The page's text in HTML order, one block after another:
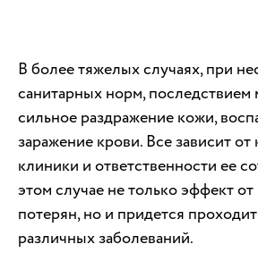
В более тяжелых случаях, при
санитарных норм, последствием
сильное раздражение кожи,
заражение крови. Все зависит
клиники и ответственности ее
этом случае не только эффект
потерян, но и придется
различных заболеваний.